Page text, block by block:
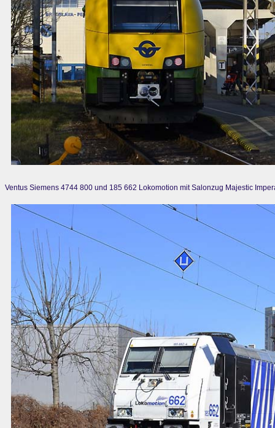
Ventus Siemens 4744 800 und 185 662 Lokomotion mit Salonzug Majestic